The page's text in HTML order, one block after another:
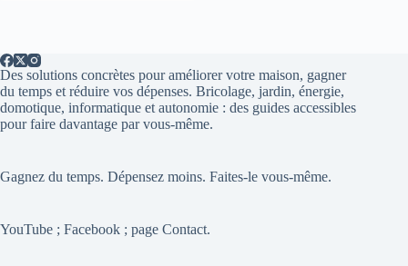
Des solutions concrètes pour améliorer votre maison, gagner
du temps et réduire vos dépenses. Bricolage, jardin, énergie,
domotique, informatique et autonomie : des guides accessibles
pour faire davantage par vous-même.
Gagnez du temps. Dépensez moins. Faites-le vous-même.
YouTube ; Facebook ; page Contact.